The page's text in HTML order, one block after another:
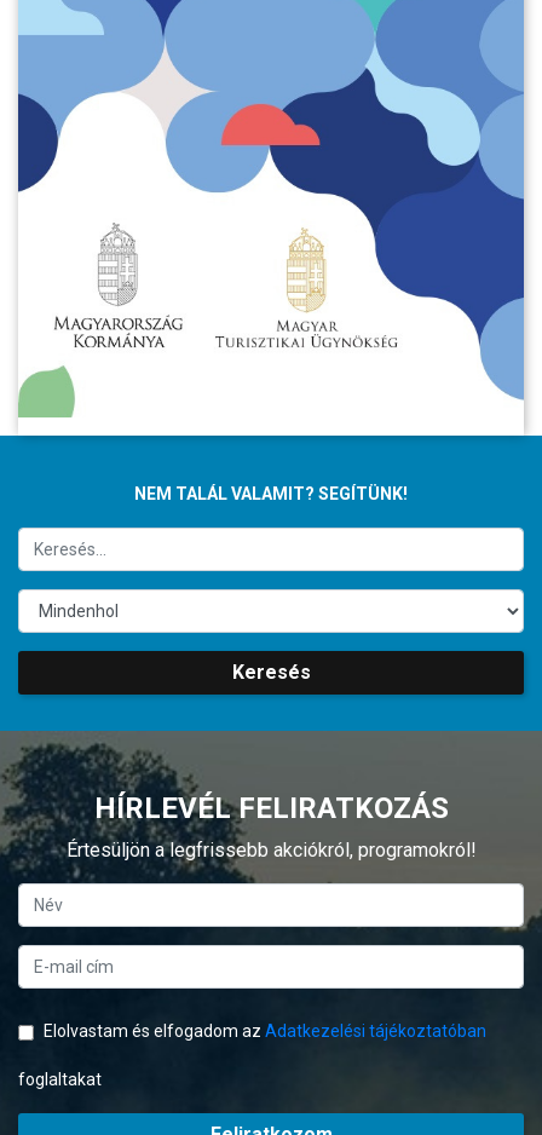
NEM TALÁL VALAMIT? SEGÍTÜNK!
Keresés
HÍRLEVÉL FELIRATKOZÁS
Értesüljön a legfrissebb akciókról, programokról!
Elolvastam és elfogadom az Adatkezelési tájékoztatóban
foglaltakat